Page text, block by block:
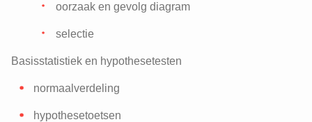
oorzaak en gevolg diagram
selectie
Basisstatistiek en hypothesetesten
normaalverdeling
hypothesetoetsen